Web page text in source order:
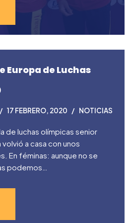
Europa de Luchas
17 FEBRERO, 2020 NOTICIAS
de luchas olímpicas senior
a casa con unos
En féminas: aunque no se
podemos…